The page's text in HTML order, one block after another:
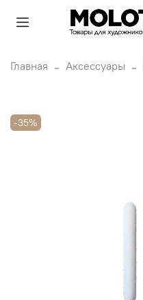
Главная Аксессуары
-35%